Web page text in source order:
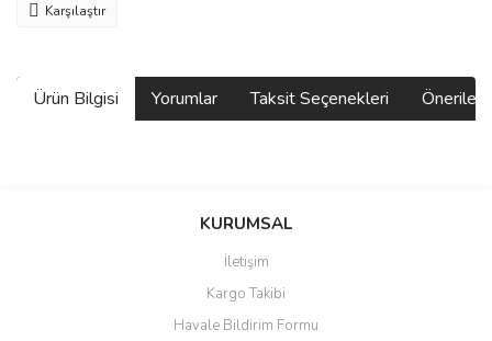
Karşılaştır
Ürün Bilgisi Yorumlar Taksit Seçenekleri
Bu ürüne ilk yorumu siz yapın!
Ürün resmi kalitesiz, bozuk veya görüntülenemiyor.
Ürün açıklamasında eksik bilgiler bulunuyor.
KURUMSAL
İletişim
Kargo Takibi
Havale Bildirim Formu